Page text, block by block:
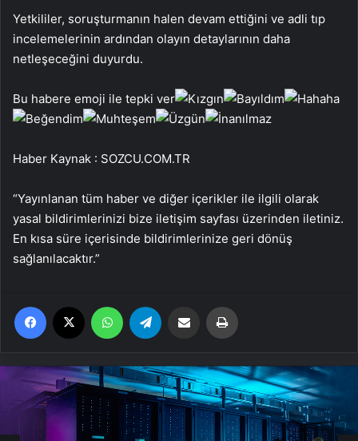
Yetkililer, soruşturmanın halen devam ettiğini ve adli tıp
incelemelerinin ardından olayın detaylarının daha
netleşeceğini duyurdu.
Bu habere emoji ile tepki ver
Haber Kaynak : SOZCU.COM.TR
“Yayınlanan tüm haber ve diğer içerikler ile ilgili olarak
yasal bildirimlerinizi bize iletişim sayfası üzerinden iletiniz.
En kısa süre içerisinde bildirimlerinize geri dönüş
sağlanılacaktır.”
Facebook WhatsApp Email'den paylaş